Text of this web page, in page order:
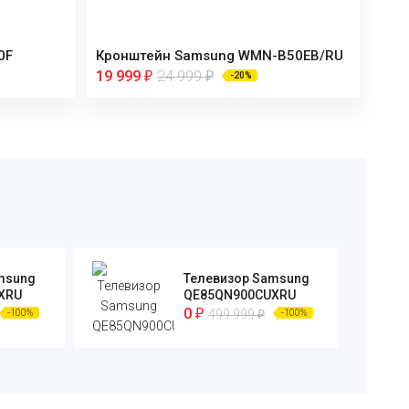
Кронштейн Samsung WMN-B50EB/RU
19 999 ₽ 24 999₽ -20%
-100%
Телевизор Samsung
QE85QN900CUXRU
0₽ 499 999₽ -100%